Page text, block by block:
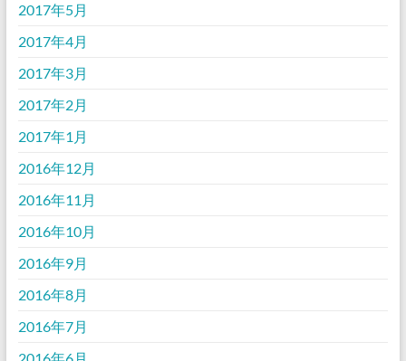
2017年5月
2017年4月
2017年3月
2017年2月
2017年1月
2016年12月
2016年11月
2016年10月
2016年9月
2016年8月
2016年7月